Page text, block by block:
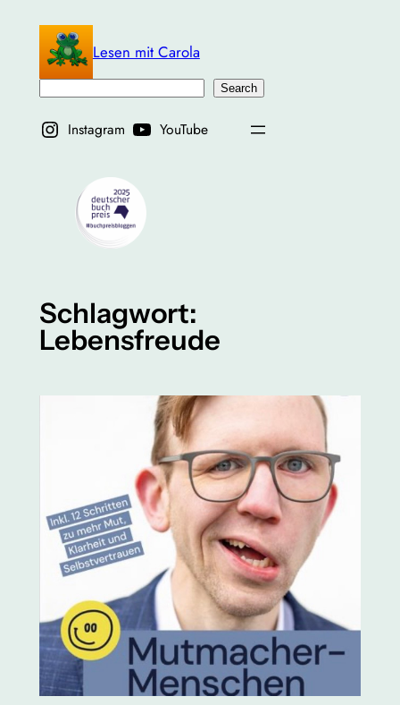
springen
Lesen mit Carola
Search
Instagram YouTube
Schlagwort:
Lebensfreude